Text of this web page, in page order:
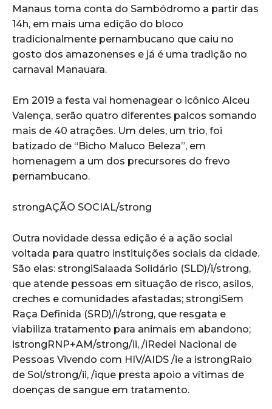
Manaus toma conta do Sambódromo a partir das
14h, em mais uma edição do bloco
tradicionalmente pernambucano que caiu no
gosto dos amazonenses e já é uma tradição no
carnaval Manauara.
Em 2019 a festa vai homenagear o icônico Alceu
Valença, serão quatro diferentes palcos somando
mais de 40 atrações. Um deles, um trio, foi
batizado de “Bicho Maluco Beleza”, em
homenagem a um dos precursores do frevo
pernambucano.
strongAÇÃO SOCIAL/strong
Outra novidade dessa edição é a ação social
voltada para quatro instituições sociais da cidade.
São elas: strongiSalaada Solidário (SLD)/i/strong,
que atende pessoas em situação de risco, asilos,
creches e comunidades afastadas; strongiSem
Raça Definida (SRD)/i/strong, que resgata e
viabiliza tratamento para animais em abandono;
istrongRNP+AM/strong/ii, /iRedei Nacional de
Pessoas Vivendo com HIV/AIDS /ie a istrongRaio
de Sol/strong/ii, /ique presta apoio a vítimas de
doenças de sangue em tratamento.